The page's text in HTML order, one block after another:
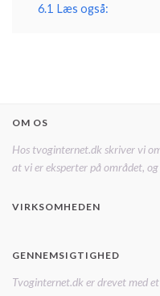
6.1 Læs også:
OM OS
Hos tvoginternet.dk skriver vi
at vi er eksperter på området,
VIRKSOMHEDEN
GENNEMSIGTIGHED
Tvoginternet.dk er drevet med